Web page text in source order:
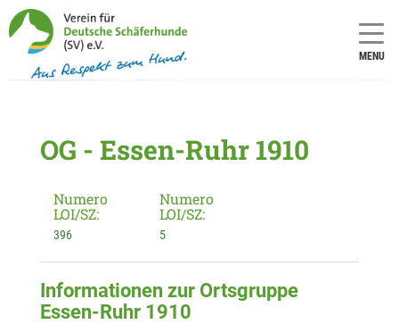
MENU
OG - Essen-Ruhr 1910
Numero
LOI/SZ:
396
Numero
LOI/SZ:
5
Informationen zur Ortsgruppe
Essen-Ruhr 1910